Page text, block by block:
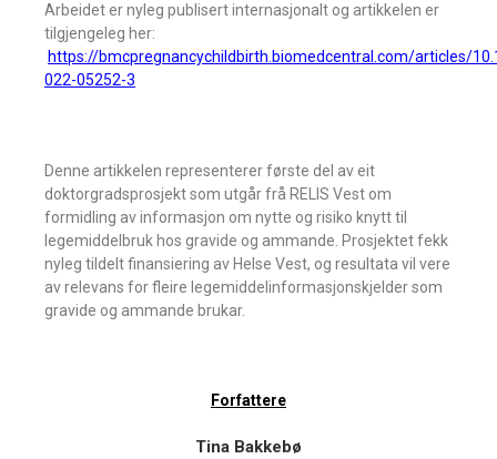
Arbeidet er nyleg publisert internasjonalt og artikkelen er
tilgjengeleg her:
https://bmcpregnancychildbirth.biomedcentral.com/articles/
022-05252-3
Denne artikkelen representerer første del av eit
doktorgradsprosjekt som utgår frå RELIS Vest om
formidling av informasjon om nytte og risiko knytt til
legemiddelbruk hos gravide og ammande. Prosjektet fekk
nyleg tildelt finansiering av Helse Vest, og resultata vil vere
av relevans for fleire legemiddelinformasjonskjelder som
gravide og ammande brukar.
Forfattere
Tina Bakkebø